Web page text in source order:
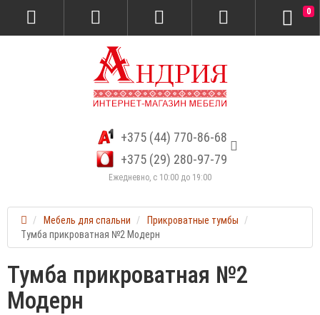
+375 (44) 770-86-68
+375 (29) 280-97-79
Ежедневно, с 10:00 до 19:00
0
Мебель для спальни
Прикроватные тумбы
Тумба прикроватная №2 Модерн
Тумба прикроватная №2
Модерн